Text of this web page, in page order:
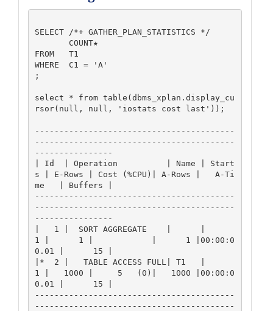
SELECT /*+ GATHER_PLAN_STATISTICS */
FROM   T1
WHERE  C1 = 'A'
;
select * from table(dbms_xplan.display_cu
rsor(null, null, 'iostats cost last'));
-----------------------------------------
-----------------------------------------
----------------
| Id  | Operation          | Name | Start
s | E-Rows | Cost (%CPU)| A-Rows |   A-Ti
me   | Buffers |
-----------------------------------------
-----------------------------------------
----------------
|   1 |  SORT AGGREGATE    |      |
1 |      1 |            |      1 |00:00:0
0.01 |      15 |
|*  2 |   TABLE ACCESS FULL| T1   |
1 |   1000 |     5   (0)|   1000 |00:00:0
0.01 |      15 |
-----------------------------------------
-----------------------------------------